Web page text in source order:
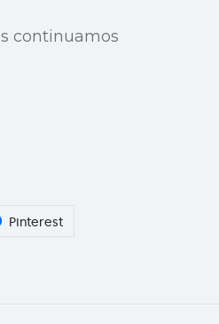
continuamos
Pinterest